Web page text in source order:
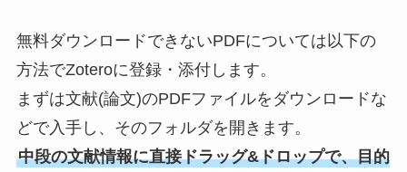
無料ダウンロードできないPDFについては以下の
方法でZoteroに登録・添付します。
まずは文献(論文)のPDFファイルをダウンロードな
どで入手し、そのフォルダを開きます。
中段の文献情報に直接ドラッグ&ドロップで、目的